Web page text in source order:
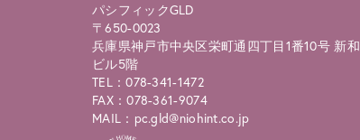
パシフィックGLD
〒650-0023
兵庫県神戸市中央区栄町通四丁目1番10号 新和
ビル5階
TEL：078-341-1472
FAX：078-361-9074
MAIL：pc.gld@niohint.co.jp